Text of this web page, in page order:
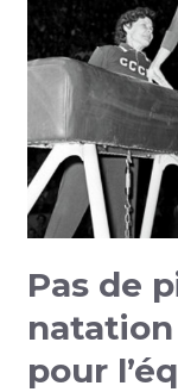
Pas de
pour